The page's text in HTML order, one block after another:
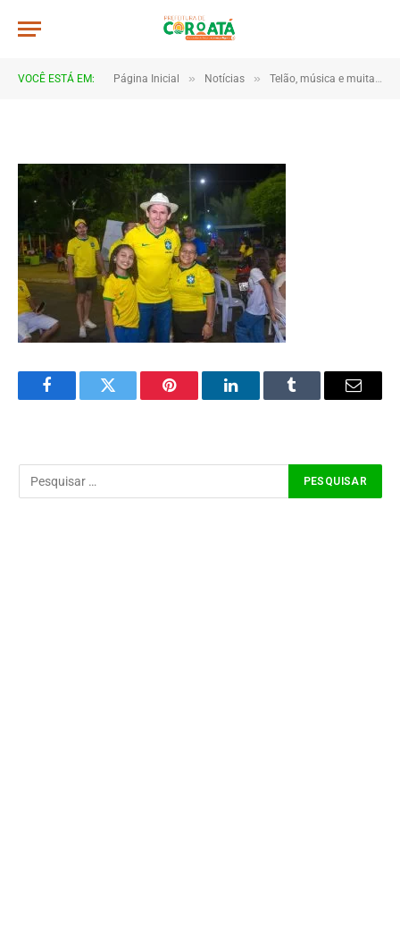
VOCÊ ESTÁ EM: Página Inicial » Notícias » Telão, música e muita torcida marcam estreia do Brasil em Coroatá
JWR_5074
FacebookTwitter Pinterest LinkedInTumblr Email